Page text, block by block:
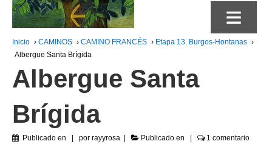
≡
Inicio › CAMINOS › CAMINO FRANCÉS › Etapa 13. Burgos-Hontanas ›
Albergue Santa Brígida
Albergue Santa
Brígida
Publicado en por rayyrosa Publicado en 1 comentario